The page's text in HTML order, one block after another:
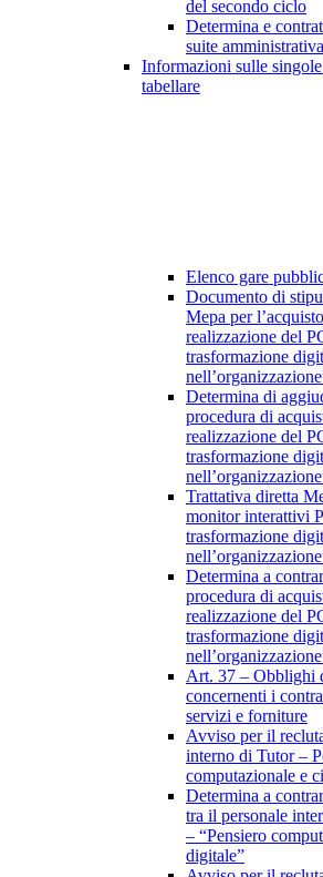
del secondo ciclo
Determina e
suite
Informazioni sulle
tabellare
Elenco gare
Documento di
Mepa per
realizzazione del
trasformazione
Determina di
procedura di
realizzazione del
trasformazione
Trattativa diretta
monitor interattivi
trasformazione
Determina a
procedura di
realizzazione del
trasformazione
Art. 37 – Obblighi
concernenti i
servizi e forniture
Avviso per il
interno di Tutor –
computazionale e
Determina a
tra il personale
– “Pensiero
digitale”